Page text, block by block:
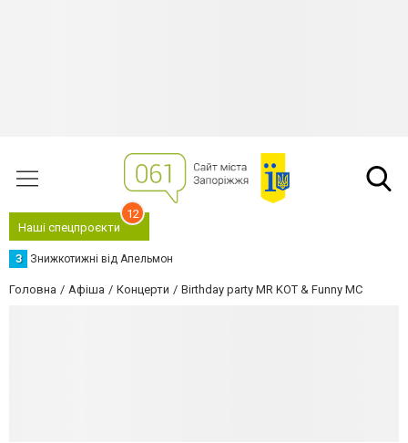
Наші спецпроєкти
12
З Знижкотижні від Апельмон
Головна Афіша Концерти Birthday party MR KOT & Funny MC